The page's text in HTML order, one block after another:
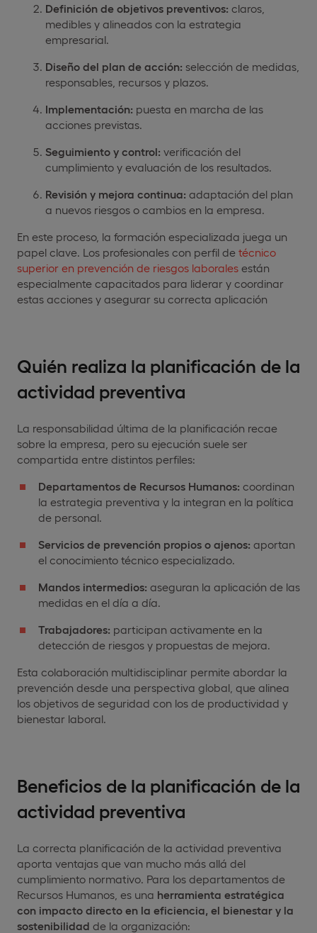
Definición de objetivos preventivos: claros,
medibles y alineados con la estrategia
empresarial.
Diseño del plan de acción: selección de medidas,
responsables, recursos y plazos.
Implementación: puesta en marcha de las
acciones previstas.
Seguimiento y control: verificación del
cumplimiento y evaluación de los resultados.
Revisión y mejora continua: adaptación del plan
a nuevos riesgos o cambios en la empresa.
En este proceso, la formación especializada juega un
papel clave. Los profesionales con perfil de técnico
superior en prevención de riesgos laborales están
especialmente capacitados para liderar y coordinar
estas acciones y asegurar su correcta aplicación
Quién realiza la planificación de la
actividad preventiva
La responsabilidad última de la planificación recae
sobre la empresa, pero su ejecución suele ser
compartida entre distintos perfiles:
Departamentos de Recursos Humanos: coordinan
la estrategia preventiva y la integran en la política
de personal.
Servicios de prevención propios o ajenos: aportan
el conocimiento técnico especializado.
Mandos intermedios: aseguran la aplicación de las
medidas en el día a día.
Trabajadores: participan activamente en la
detección de riesgos y propuestas de mejora.
Esta colaboración multidisciplinar permite abordar la
prevención desde una perspectiva global, que alinea
los objetivos de seguridad con los de productividad y
bienestar laboral.
Beneficios de la planificación de la
actividad preventiva
La correcta planificación de la actividad preventiva
aporta ventajas que van mucho más allá del
cumplimiento normativo. Para los departamentos de
Recursos Humanos, es una herramienta estratégica
con impacto directo en la eficiencia, el bienestar y la
sostenibilidad de la organización: